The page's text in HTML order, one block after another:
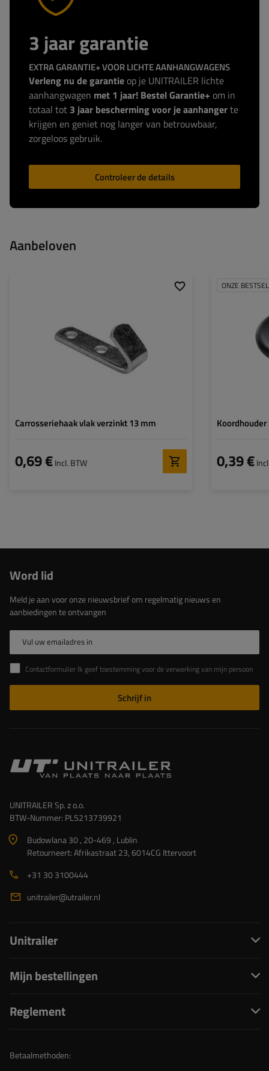
3 jaar garantie
EXTRA GARANTIE+ VOOR LICHTE AANHANGWAGENS
Verleng nu de garantie op je UNITRAILER lichte
aanhangwagen met 1 jaar! Bestel Garantie+ om in
totaal tot 3 jaar bescherming voor je aanhangerte
krijgen en geniet nog langer van betrouwbaar,
zorgeloos gebruik.
Controleer de details
Aanbeloven
Carrosseriehaak vlak verzinkt 13 mm
0,69 €Incl. BTW
Diameter van
montagegaten:
5 mm
ONZE
Koordhouder
0,39 €
Word lid
Meld je aan voor onze nieuwsbrief om regelmatig nieuws en
aanbiedingen te ontvangen
Vul uw emailadres in
Contactformulier Ik geef toestemming voor de verwerking van mijn persoonlijke gegevens in het contactformulier in overeenstemming met de Verordening van het Europees Parlement en de Raad (EU)
Schrijf in
UNITRAILER Sp. z o.o.
BTW-Nummer: PL5213739921
Budowlana 30 , 20-469 , Lublin
Retourneert: Afrikastraat 23, 6014CG Ittervoort
+31 30 3100444
unitrailer@utrailer.nl
Unitrailer
Mijn bestellingen
Reglement
Betaalmethoden: